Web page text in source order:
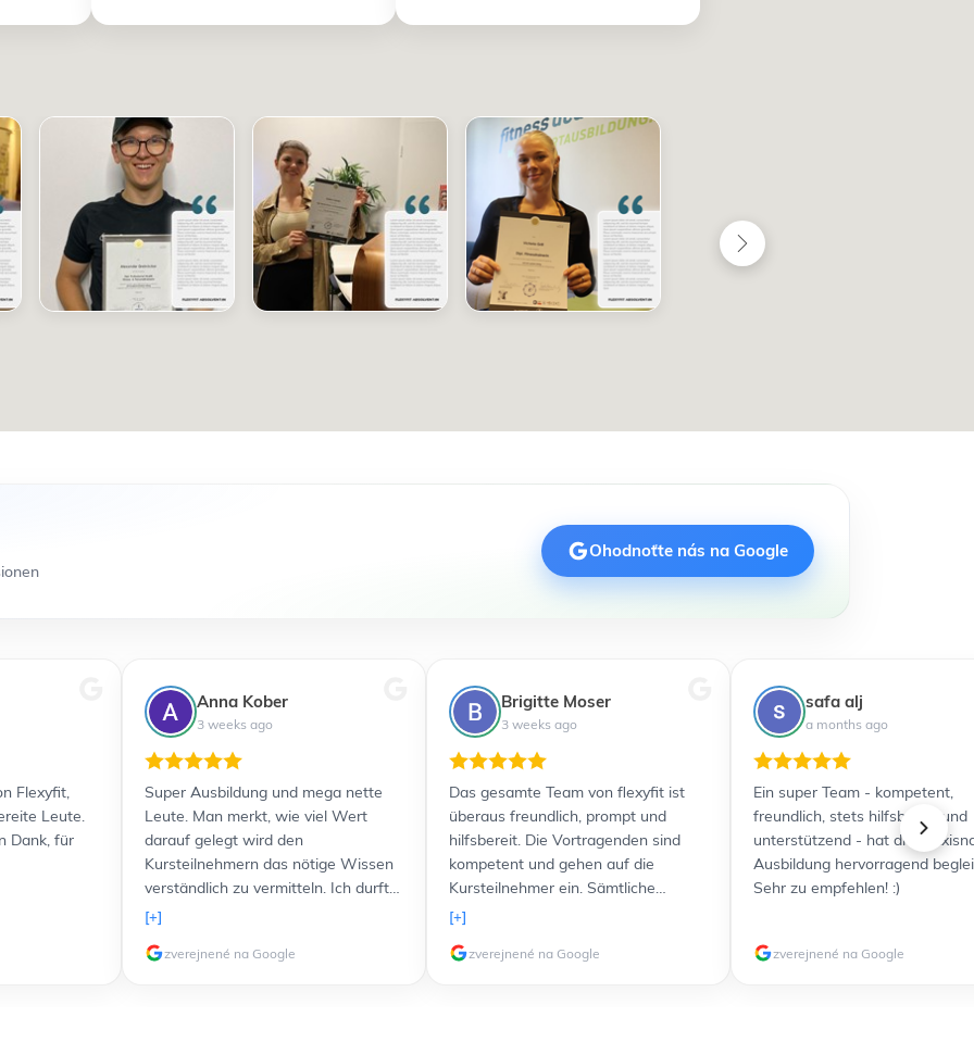
Ohodnoťte nás na Google
Flexyfit,
Leute.
Dank, für
Anna Kober
3 weeks ago
Super Ausbildung und mega nette
Leute. Man merkt, wie viel Wert
darauf gelegt wird den
Kursteilnehmern das nötige Wissen
verständlich zu vermitteln. Ich durfte
sogar freundlicherweise einen Kurs
nachdem etwas problematische und
[+]
zverejnené na Google
Brigitte Moser
3 weeks ago
Das gesamte Team von flexyfit ist
überaus freundlich, prompt und
hilfsbereit. Die Vortragenden sind
kompetent und gehen auf die
Kursteilnehmer ein. Sämtliche
Lernunterlagen wurden übersichtlich
Verfügung gestellt. Durch die
[+]
zverejnené na Google
safa alj
a months ago
Ein super Team - kompetent,
freundlich, stets hilfsbereit und
unterstützend - hat die
Ausbildung hervorragend
Sehr zu empfehlen! :)
zverejnené na Google